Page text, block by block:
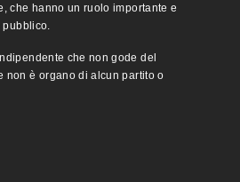
che hanno un ruolo importante e
che non gode del
non è organo di alcun partito o